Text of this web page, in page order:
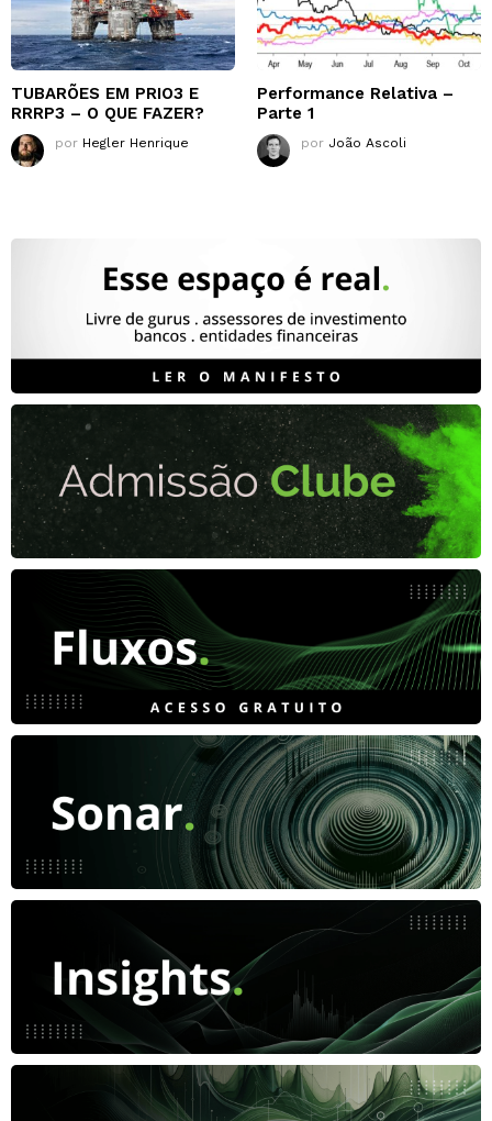
TUBARÕES EM PRIO3 E
RRRP3 – O QUE FAZER?
por Hegler Henrique
Performance Relativa –
Parte 1
por João Ascoli